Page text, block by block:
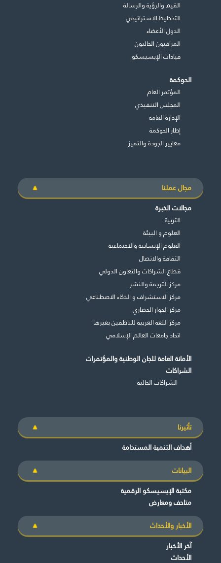
القيم والرؤية والرسالة
التخطيط الاستراتيجي
الدول الأعضاء
المراقبون الحاليون
قيادات الإيسيسكو
الحوكمة
المؤتمر العام
المجلس التنفيذي
اﻹدارة العامة
إطار الحوكمة
معايير الجودة والتميز
مجال عملنا
مجالات الخبرة
التربية
العلوم و البيئة
العلوم الإنسانية والاجتماعية
الثقافة والاتصال
قطاع الشراكات والتعاون الدولي
مركز الترجمة والنشر
مركز الاستشراف و الذكاء الاصطناعي
مركز الحوار الحضاري
مركز اللغة العربية للناطقين بغيرها
اتحاد جامعات العالم الإسلامي
الأمانة العامة للجان الوطنية والمؤتمرات
الشراكات
الشراكات الحالية
تأثيرنا
أهداف التنمية المستدامة
البيانات
مكتبة الإيسيسكو الرقمية
متاحف ومعارض
الأخبار والأحداث
آخر الأخبار
الأحداث